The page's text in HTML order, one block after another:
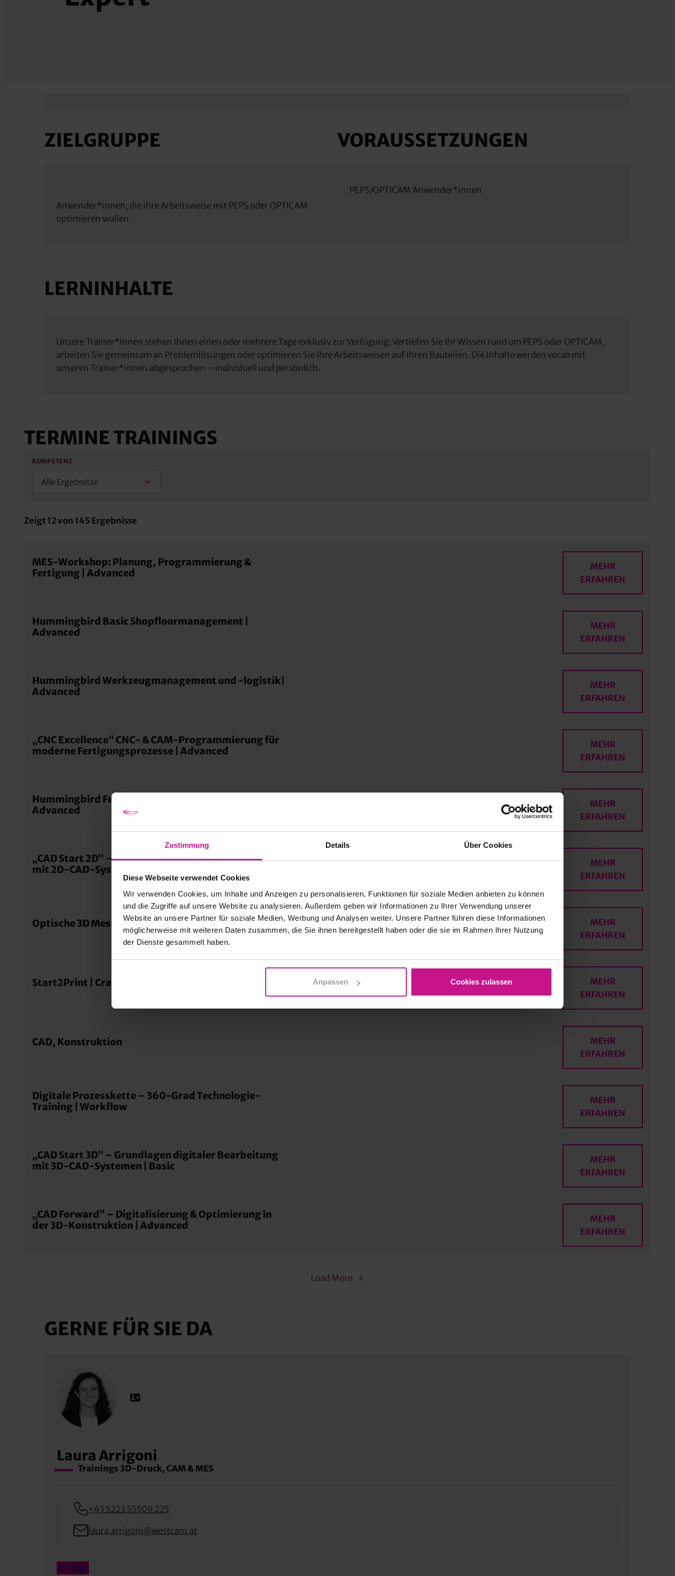
Zustimmung Details Über Cookies
Diese Webseite verwendet Cookies
Wir verwenden Cookies, um Inhalte und Anzeigen zu personalisieren, Funktionen für soziale Medien anbieten zu können
und die Zugriffe auf unsere Website zu analysieren. Außerdem geben wir Informationen zu Ihrer Verwendung unserer
Website an unsere Partner für soziale Medien, Werbung und Analysen weiter. Unsere Partner führen diese Informationen
möglicherweise mit weiteren Daten zusammen, die Sie ihnen bereitgestellt haben oder die sie im Rahmen Ihrer Nutzung
der Dienste gesammelt haben.
Anpassen Cookies zulassen
ZIELGRUPPE
Anwender*innen, die ihre Arbeitsweise mit PEPS oder OPTICAM
optimieren wollen
VORAUSSETZUNGEN
PEPS/OPTICAM Anwender*innen
LERNINHALTE
Unsere Trainer*innen stehen Ihnen einen oder mehrere Tage exklusiv zur Verfügung. Vertiefen Sie Ihr Wissen rund um PEPS oder OPTICAM,
arbeiten Sie gemeinsam an Problemlösungen oder optimieren Sie Ihre Arbeitsweisen auf Ihren Bauteilen. Die Inhalte werden vorab mit
unseren Trainer*innen abgesprochen – individuell und persönlich.
TERMINE TRAININGS
KOMPETENZ
Alle Ergebnisse
Zeigt12von 145 Ergebnisse
MES-Workshop: Planung, Programmierung &
Fertigung | Advanced
MEHR
ERFAHREN
Hummingbird Basic Shopfloormanagement |
Advanced
MEHR
ERFAHREN
Hummingbird Werkzeugmanagement und -logistik|
Advanced
MEHR
ERFAHREN
„CNC Excellence“ CNC- & CAM-Programmierung für
moderne Fertigungsprozesse | Advanced
MEHR
ERFAHREN
Hummingbird Fertigungsplanung und -steuerung |
Advanced
MEHR
ERFAHREN
„CAD Start 2D“ – Grundlagen digitaler Bearbeitung
mit 2D-CAD-Systemen | Basic
MEHR
ERFAHREN
Optische 3D Messtechnik | Advanced
MEHR
ERFAHREN
Start2Print | Crashkurs Additive Fertigung | Basic
MEHR
ERFAHREN
CAD, Konstruktion
MEHR
ERFAHREN
Digitale Prozesskette – 360-Grad Technologie-
Training | Workflow
MEHR
ERFAHREN
„CAD Start 3D“ – Grundlagen digitaler Bearbeitung
mit 3D-CAD-Systemen | Basic
MEHR
ERFAHREN
„CAD Forward“ – Digitalisierung & Optimierung in
der 3D-Konstruktion | Advanced
MEHR
ERFAHREN
Load More
GERNE FÜR SIE DA
Laura Arrigoni
Trainings 3D-Druck, CAM & MES
+43 5223 55509 225
laura.arrigoni@westcam.at
Anfrage